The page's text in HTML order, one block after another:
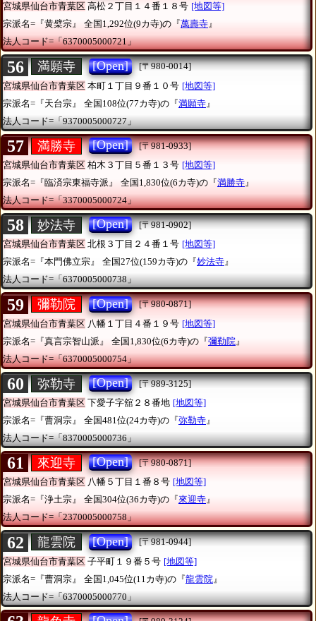
宮城県仙台市青葉区 高松２丁目１４番１８号 [地図等]
宗派名=『黄檗宗』
全国1,292位(9カ寺)の『萬壽寺』
法人コード=「6370005000721」
56 満願寺 [Open]
[〒980-0014]
宮城県仙台市青葉区 本町１丁目９番１０号 [地図等]
宗派名=『天台宗』
全国108位(77カ寺)の『満願寺 』
法人コード=「9370005000727」
57 満勝寺 [Open]
[〒981-0933]
宮城県仙台市青葉区 柏木３丁目５番１３号 [地図等]
宗派名=『臨済宗東福寺派』
全国1,830位(6カ寺)の『満勝寺』
法人コード=「3370005000724」
58 妙法寺 [Open]
[〒981-0902]
宮城県仙台市青葉区 北根３丁目２４番１号 [地図等]
宗派名=『本門佛立宗』
全国27位(159カ寺)の『妙法寺』
法人コード=「6370005000738」
59 彌勒院 [Open]
[〒980-0871]
宮城県仙台市青葉区 八幡１丁目４番１９号 [地図等]
宗派名=『真言宗智山派』
全国1,830位(6カ寺)の『彌勒院 』
法人コード=「6370005000754」
60 弥勒寺 [Open]
[〒989-3125]
宮城県仙台市青葉区 下愛子字舘２８番地 [地図等]
宗派名=『曹洞宗』
全国481位(24カ寺)の『弥勒寺』
法人コード=「8370005000736」
61 來迎寺 [Open]
[〒980-0871]
宮城県仙台市青葉区 八幡５丁目１番８号 [地図等]
宗派名=『浄土宗』
全国304位(36カ寺)の『來迎寺』
法人コード=「2370005000758」
62 龍雲院 [Open]
[〒981-0944]
宮城県仙台市青葉区 子平町１９番５号 [地図等]
宗派名=『曹洞宗』
全国1,045位(11カ寺)の『龍雲院 』
法人コード=「6370005000770」